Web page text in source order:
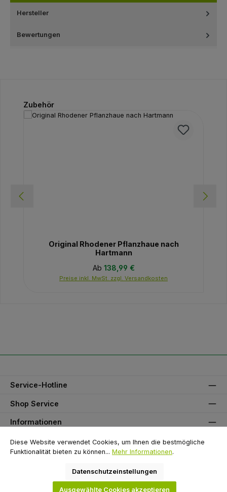
Hersteller
Bewertungen
Produktgalerie überspringen
Zubehör
Original Rhodener Pflanzhaue nach
Hartmann
Regulärer Preis:
Ab 138,99 €
Preise inkl. MwSt. zzgl. Versandkosten
Service-Hotline
Shop Service
Informationen
Unser Partner
Diese Website verwendet Cookies, um Ihnen die bestmögliche
Funktionalität bieten zu können... Mehr Informationen.
Datenschutzeinstellungen
Ausgewählte Cookies akzeptieren